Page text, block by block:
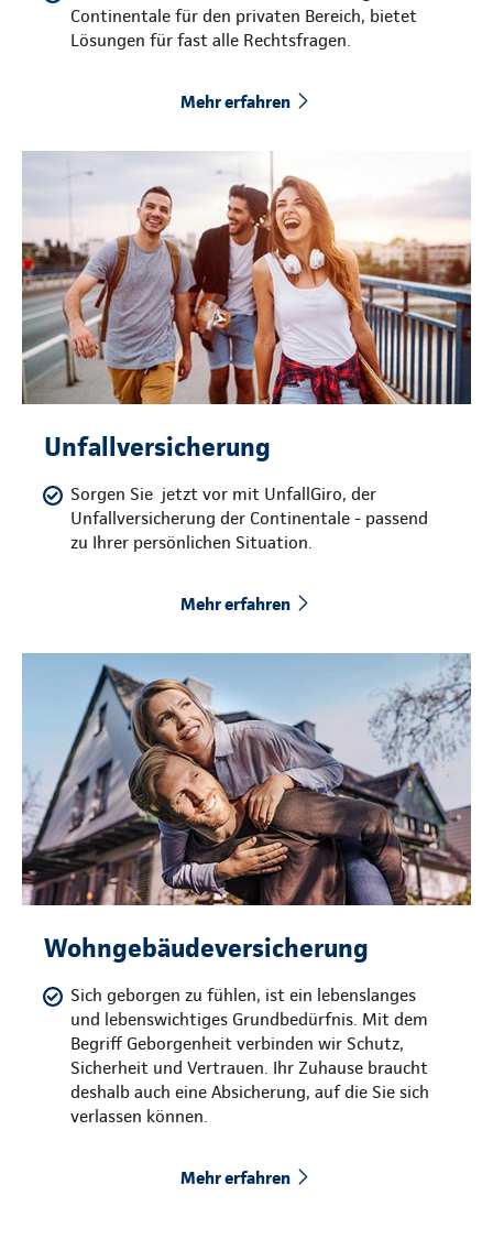
Continentale für den privaten Bereich, bietet
Lösungen für fast alle Rechtsfragen.
Mehr erfahren
Unfallversicherung
Sorgen Sie jetzt vor mit UnfallGiro, der
Unfallversicherung der Continentale - passend
zu Ihrer persönlichen Situation.
Mehr erfahren
Wohngebäudeversicherung
Sich geborgen zu fühlen, ist ein lebenslanges
und lebenswichtiges Grundbedürfnis. Mit dem
Begriff Geborgenheit verbinden wir Schutz,
Sicherheit und Vertrauen. Ihr Zuhause braucht
deshalb auch eine Absicherung, auf die Sie sich
verlassen können.
Mehr erfahren